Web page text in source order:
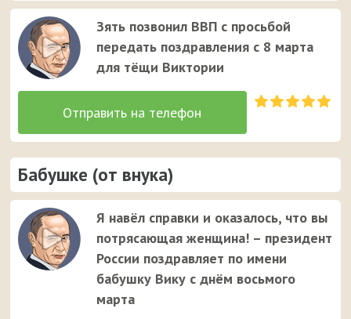
Зять позвонил ВВП с просьбой
передать поздравления с 8 марта
для тёщи Виктории
Бабушке (от внука)
Я навёл справки и оказалось, что вы
потрясающая женщина! – президент
России поздравляет по имени
бабушку Вику с днём восьмого
марта